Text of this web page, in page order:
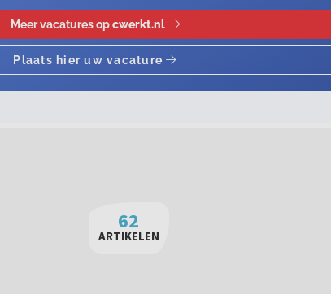
62
ARTIKELEN